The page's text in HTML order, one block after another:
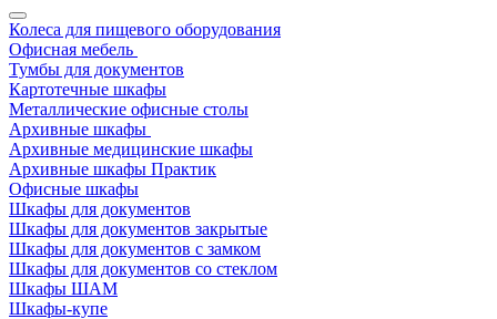
Колеса для пищевого оборудования
Офисная мебель
Тумбы для документов
Картотечные шкафы
Металлические офисные столы
Архивные шкафы
Архивные медицинские шкафы
Архивные шкафы Практик
Офисные шкафы
Шкафы для документов
Шкафы для документов закрытые
Шкафы для документов с замком
Шкафы для документов со стеклом
Шкафы ШАМ
Шкафы-купе